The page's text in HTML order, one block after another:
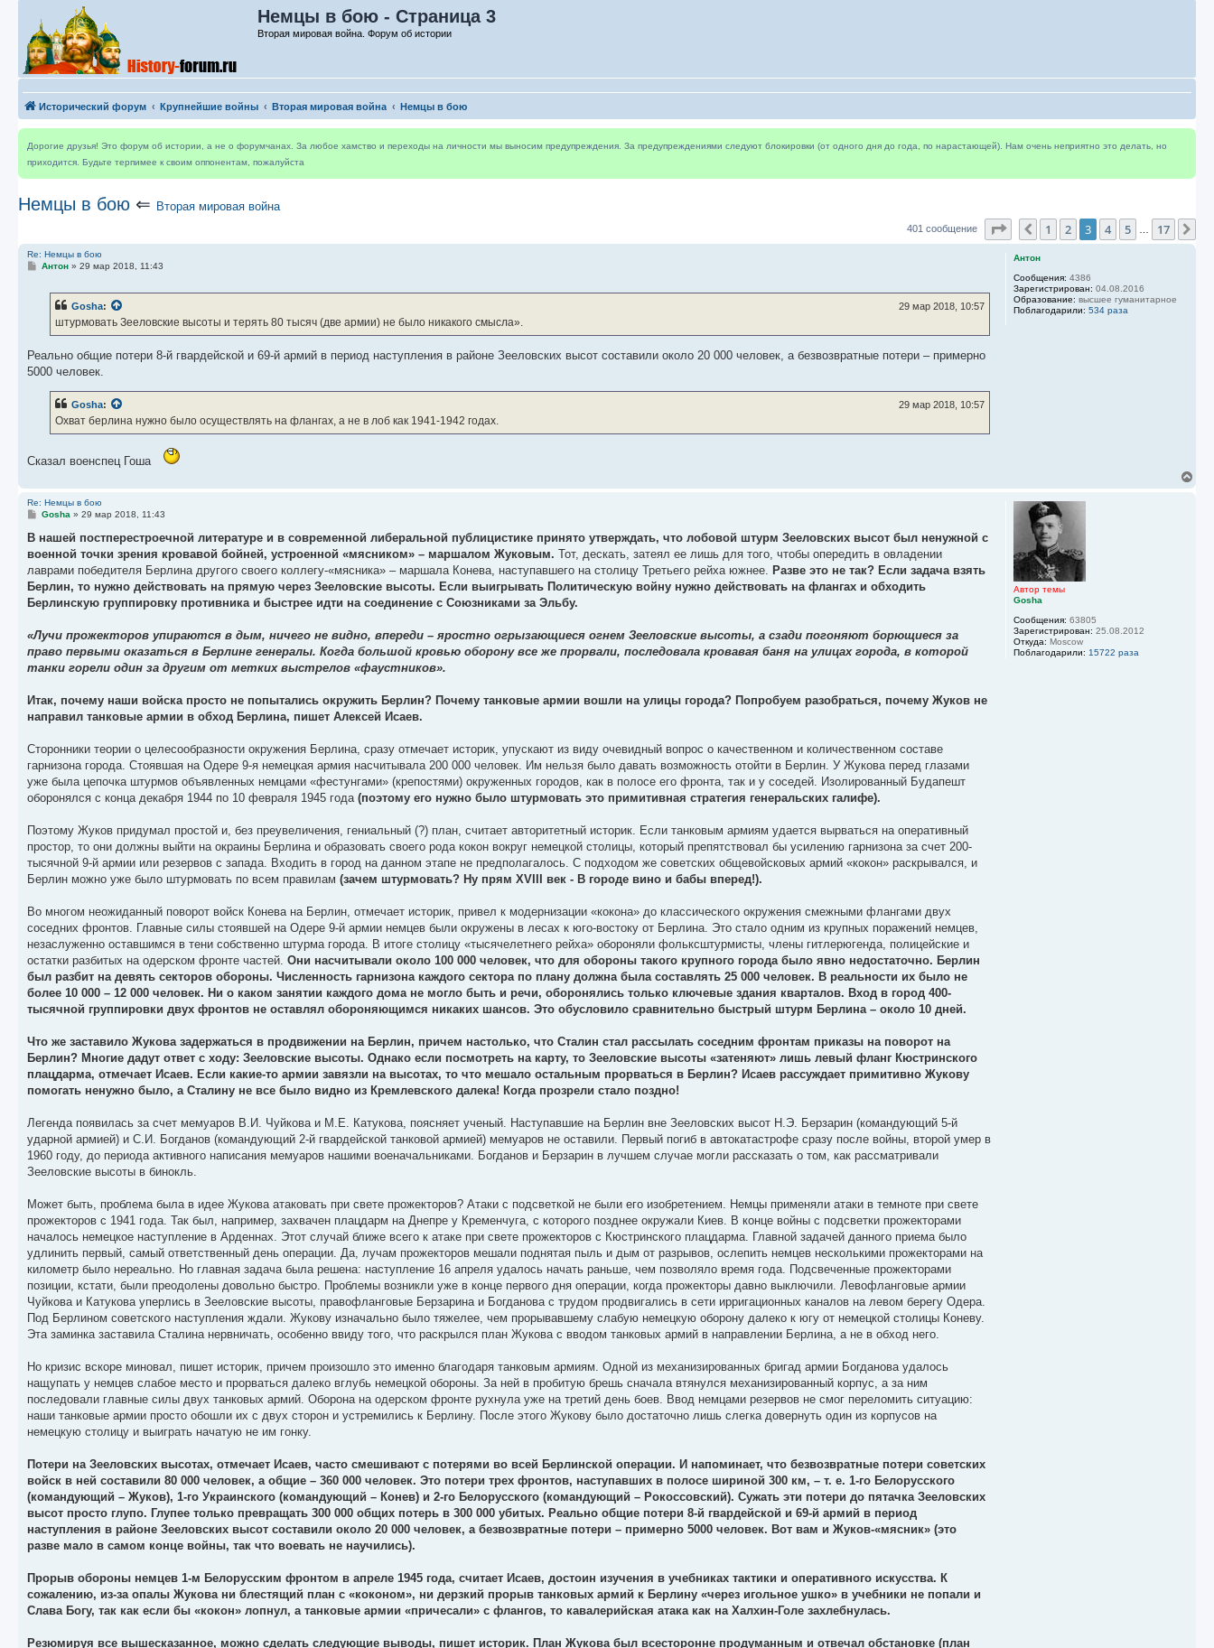
Немцы в бою - Страница 3
Вторая мировая война. Форум об истории
Исторический форум Крупнейшие войны Вторая мировая война Немцы в бою
Дорогие друзья! Это форум об истории, а не о форумчанах. За любое хамство и переходы на личности мы выносим предупреждения. За предупреждениями следуют блокировки (от одного дня до года, по нарастающей). Нам очень неприятно это делать, но
приходится. Будьте терпимее к своим оппонентам, пожалуйста
Немцы в бою ⇐ Вторая мировая война
401 сообщение Страница3 из 17
Пред.
1 2 3 4 5 17
Антон
Сообщения: 4386
Зарегистрирован: 04.08.2016
Образование: высшее гуманитарное
Поблагодарили: 534 раза
Re: Немцы в бою
С
е
Антон» 29 мар 2018, 11:43
Gosha: 29 мар 2018, 10:57
штурмовать Зееловские высоты и терять 80 тысяч (две армии) не было никакого смысла».
Реально общие потери 8-й гвардейской и 69-й армий в период наступления в районе Зееловских высот составили около 20 000 человек, а безвозвратные потери – примерно
5000 человек.
Gosha: 29 мар 2018, 10:57
Охват берлина нужно было осуществлять на флангах, а не в лоб как 1941-1942 годах.
Сказал военспец Гоша
Автор темы
Gosha
Сообщения: 63805
Зарегистрирован: 25.08.2012
Откуда: Moscow
Поблагодарили: 15722 раза
Re: Немцы в бою
С
о
щ
е
и
е
Gosha» 29 мар 2018, 11:43
В нашей постперестроечной литературе и в современной либеральной публицистике принято утверждать, что лобовой штурм Зееловских высот был ненужной с
военной точки зрения кровавой бойней, устроенной «мясником» – маршалом Жуковым. Тот, дескать, затеял ее лишь для того, чтобы опередить в овладении
лаврами победителя Берлина другого своего коллегу-«мясника» – маршала Конева, наступавшего на столицу Третьего рейха южнее. Разве это не так? Если задача взять
Берлин, то нужно действовать на прямую через Зееловские высоты. Если выигрывать Политическую войну нужно действовать на флангах и обходить
Берлинскую группировку противника и быстрее идти на соединение с Союзниками за Эльбу.
«Лучи прожекторов упираются в дым, ничего не видно, впереди – яростно огрызающиеся огнем Зееловские высоты, а сзади погоняют борющиеся за
право первыми оказаться в Берлине генералы. Когда большой кровью оборону все же прорвали, последовала кровавая баня на улицах города, в которой
танки горели один за другим от метких выстрелов «фаустников».
Итак, почему наши войска просто не попытались окружить Берлин? Почему танковые армии вошли на улицы города? Попробуем разобраться, почему Жуков не
направил танковые армии в обход Берлина, пишет Алексей Исаев.
Сторонники теории о целесообразности окружения Берлина, сразу отмечает историк, упускают из виду очевидный вопрос о качественном и количественном составе
гарнизона города. Стоявшая на Одере 9-я немецкая армия насчитывала 200 000 человек. Им нельзя было давать возможность отойти в Берлин. У Жукова перед глазами
уже была цепочка штурмов объявленных немцами «фестунгами» (крепостями) окруженных городов, как в полосе его фронта, так и у соседей. Изолированный Будапешт
оборонялся с конца декабря 1944 по 10 февраля 1945 года (поэтому его нужно было штурмовать это примитивная стратегия генеральских галифе).
Поэтому Жуков придумал простой и, без преувеличения, гениальный (?) план, считает авторитетный историк. Если танковым армиям удается вырваться на оперативный
простор, то они должны выйти на окраины Берлина и образовать своего рода кокон вокруг немецкой столицы, который препятствовал бы усилению гарнизона за счет 200-
тысячной 9-й армии или резервов с запада. Входить в город на данном этапе не предполагалось. С подходом же советских общевойсковых армий «кокон» раскрывался, и
Берлин можно уже было штурмовать по всем правилам (зачем штурмовать? Ну прям XVIII век - В городе вино и бабы вперед!).
Во многом неожиданный поворот войск Конева на Берлин, отмечает историк, привел к модернизации «кокона» до классического окружения смежными флангами двух
соседних фронтов. Главные силы стоявшей на Одере 9-й армии немцев были окружены в лесах к юго-востоку от Берлина. Это стало одним из крупных поражений немцев,
незаслуженно оставшимся в тени собственно штурма города. В итоге столицу «тысячелетнего рейха» обороняли фольксштурмисты, члены гитлерюгенда, полицейские и
остатки разбитых на одерском фронте частей. Они насчитывали около 100 000 человек, что для обороны такого крупного города было явно недостаточно. Берлин
был разбит на девять секторов обороны. Численность гарнизона каждого сектора по плану должна была составлять 25 000 человек. В реальности их было не
более 10 000 – 12 000 человек. Ни о каком занятии каждого дома не могло быть и речи, оборонялись только ключевые здания кварталов. Вход в город 400-
тысячной группировки двух фронтов не оставлял обороняющимся никаких шансов. Это обусловило сравнительно быстрый штурм Берлина – около 10 дней.
Что же заставило Жукова задержаться в продвижении на Берлин, причем настолько, что Сталин стал рассылать соседним фронтам приказы на поворот на
Берлин? Многие дадут ответ с ходу: Зееловские высоты. Однако если посмотреть на карту, то Зееловские высоты «затеняют» лишь левый фланг Кюстринского
плацдарма, отмечает Исаев. Если какие-то армии завязли на высотах, то что мешало остальным прорваться в Берлин? Исаев рассуждает примитивно Жукову
помогать ненужно было, а Сталину не все было видно из Кремлевского далека! Когда прозрели стало поздно!
Легенда появилась за счет мемуаров В.И. Чуйкова и М.Е. Катукова, поясняет ученый. Наступавшие на Берлин вне Зееловских высот Н.Э. Берзарин (командующий 5-й
ударной армией) и С.И. Богданов (командующий 2-й гвардейской танковой армией) мемуаров не оставили. Первый погиб в автокатастрофе сразу после войны, второй умер в
1960 году, до периода активного написания мемуаров нашими военачальниками. Богданов и Берзарин в лучшем случае могли рассказать о том, как рассматривали
Зееловские высоты в бинокль.
Может быть, проблема была в идее Жукова атаковать при свете прожекторов? Атаки с подсветкой не были его изобретением. Немцы применяли атаки в темноте при свете
прожекторов с 1941 года. Так был, например, захвачен плацдарм на Днепре у Кременчуга, с которого позднее окружали Киев. В конце войны с подсветки прожекторами
началось немецкое наступление в Арденнах. Этот случай ближе всего к атаке при свете прожекторов с Кюстринского плацдарма. Главной задачей данного приема было
удлинить первый, самый ответственный день операции. Да, лучам прожекторов мешали поднятая пыль и дым от разрывов, ослепить немцев несколькими прожекторами на
километр было нереально. Но главная задача была решена: наступление 16 апреля удалось начать раньше, чем позволяло время года. Подсвеченные прожекторами
позиции, кстати, были преодолены довольно быстро. Проблемы возникли уже в конце первого дня операции, когда прожекторы давно выключили. Левофланговые армии
Чуйкова и Катукова уперлись в Зееловские высоты, правофланговые Берзарина и Богданова с трудом продвигались в сети ирригационных каналов на левом берегу Одера.
Под Берлином советского наступления ждали. Жукову изначально было тяжелее, чем прорывавшему слабую немецкую оборону далеко к югу от немецкой столицы Коневу.
Эта заминка заставила Сталина нервничать, особенно ввиду того, что раскрылся план Жукова с вводом танковых армий в направлении Берлина, а не в обход него.
Но кризис вскоре миновал, пишет историк, причем произошло это именно благодаря танковым армиям. Одной из механизированных бригад армии Богданова удалось
нащупать у немцев слабое место и прорваться далеко вглубь немецкой обороны. За ней в пробитую брешь сначала втянулся механизированный корпус, а за ним
последовали главные силы двух танковых армий. Оборона на одерском фронте рухнула уже на третий день боев. Ввод немцами резервов не смог переломить ситуацию:
наши танковые армии просто обошли их с двух сторон и устремились к Берлину. После этого Жукову было достаточно лишь слегка довернуть один из корпусов на
немецкую столицу и выиграть начатую не им гонку.
Потери на Зееловских высотах, отмечает Исаев, часто смешивают с потерями во всей Берлинской операции. И напоминает, что безвозвратные потери советских
войск в ней составили 80 000 человек, а общие – 360 000 человек. Это потери трех фронтов, наступавших в полосе шириной 300 км, – т. е. 1-го Белорусского
(командующий – Жуков), 1-го Украинского (командующий – Конев) и 2-го Белорусского (командующий – Рокоссовский). Сужать эти потери до пятачка Зееловских
высот просто глупо. Глупее только превращать 300 000 общих потерь в 300 000 убитых. Реально общие потери 8-й гвардейской и 69-й армий в период
наступления в районе Зееловских высот составили около 20 000 человек, а безвозвратные потери – примерно 5000 человек. Вот вам и Жуков-«мясник» (это
разве мало в самом конце войны, так что воевать не научились).
Прорыв обороны немцев 1-м Белорусским фронтом в апреле 1945 года, считает Исаев, достоин изучения в учебниках тактики и оперативного искусства. К
сожалению, из-за опалы Жукова ни блестящий план с «коконом», ни дерзкий прорыв танковых армий к Берлину «через игольное ушко» в учебники не попали и
Слава Богу, так как если бы «кокон» лопнул, а танковые армии «причесали» с флангов, то кавалерийская атака как на Халхин-Голе захлебнулась.
Резюмируя все вышесказанное, можно сделать следующие выводы, пишет историк. План Жукова был всесторонне продуманным и отвечал обстановке (план